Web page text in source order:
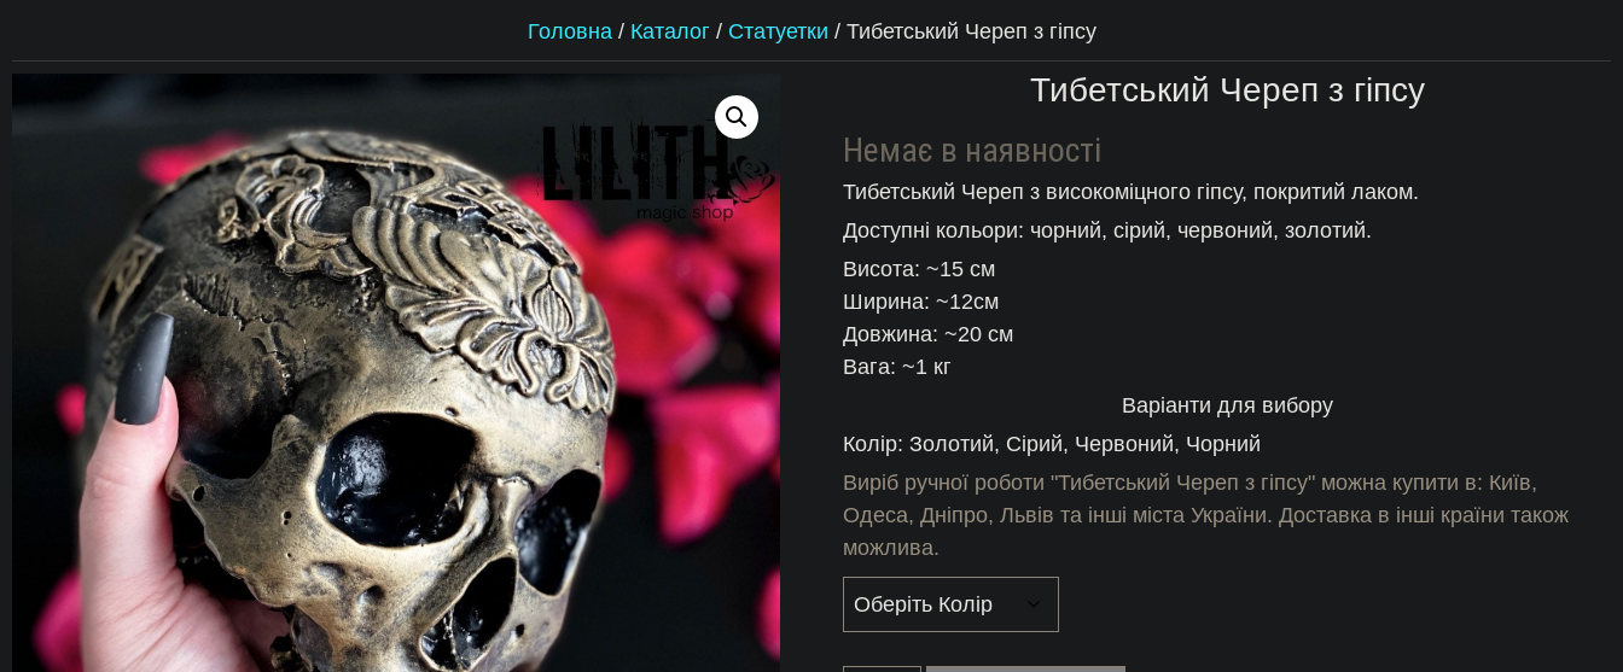
Головна/ Каталог / Статуетки / Тибетський Череп з гіпсу
Тибетський Череп з гіпсу
Немає в наявності
Тибетський Череп з високоміцного гіпсу, покритий лаком.
Доступні кольори: чорний, сірий, червоний, золотий.
Висота: ~15 см
Ширина: ~12см
Довжина: ~20 см
Вага: ~1 кг
Варіанти для вибору
Колір: Золотий, Сірий, Червоний, Чорний
Виріб ручної роботи "Тибетський Череп з гіпсу" можна купити в: Київ,
Одеса, Дніпро, Львів та інші міста України. Доставка в інші країни також
можлива.